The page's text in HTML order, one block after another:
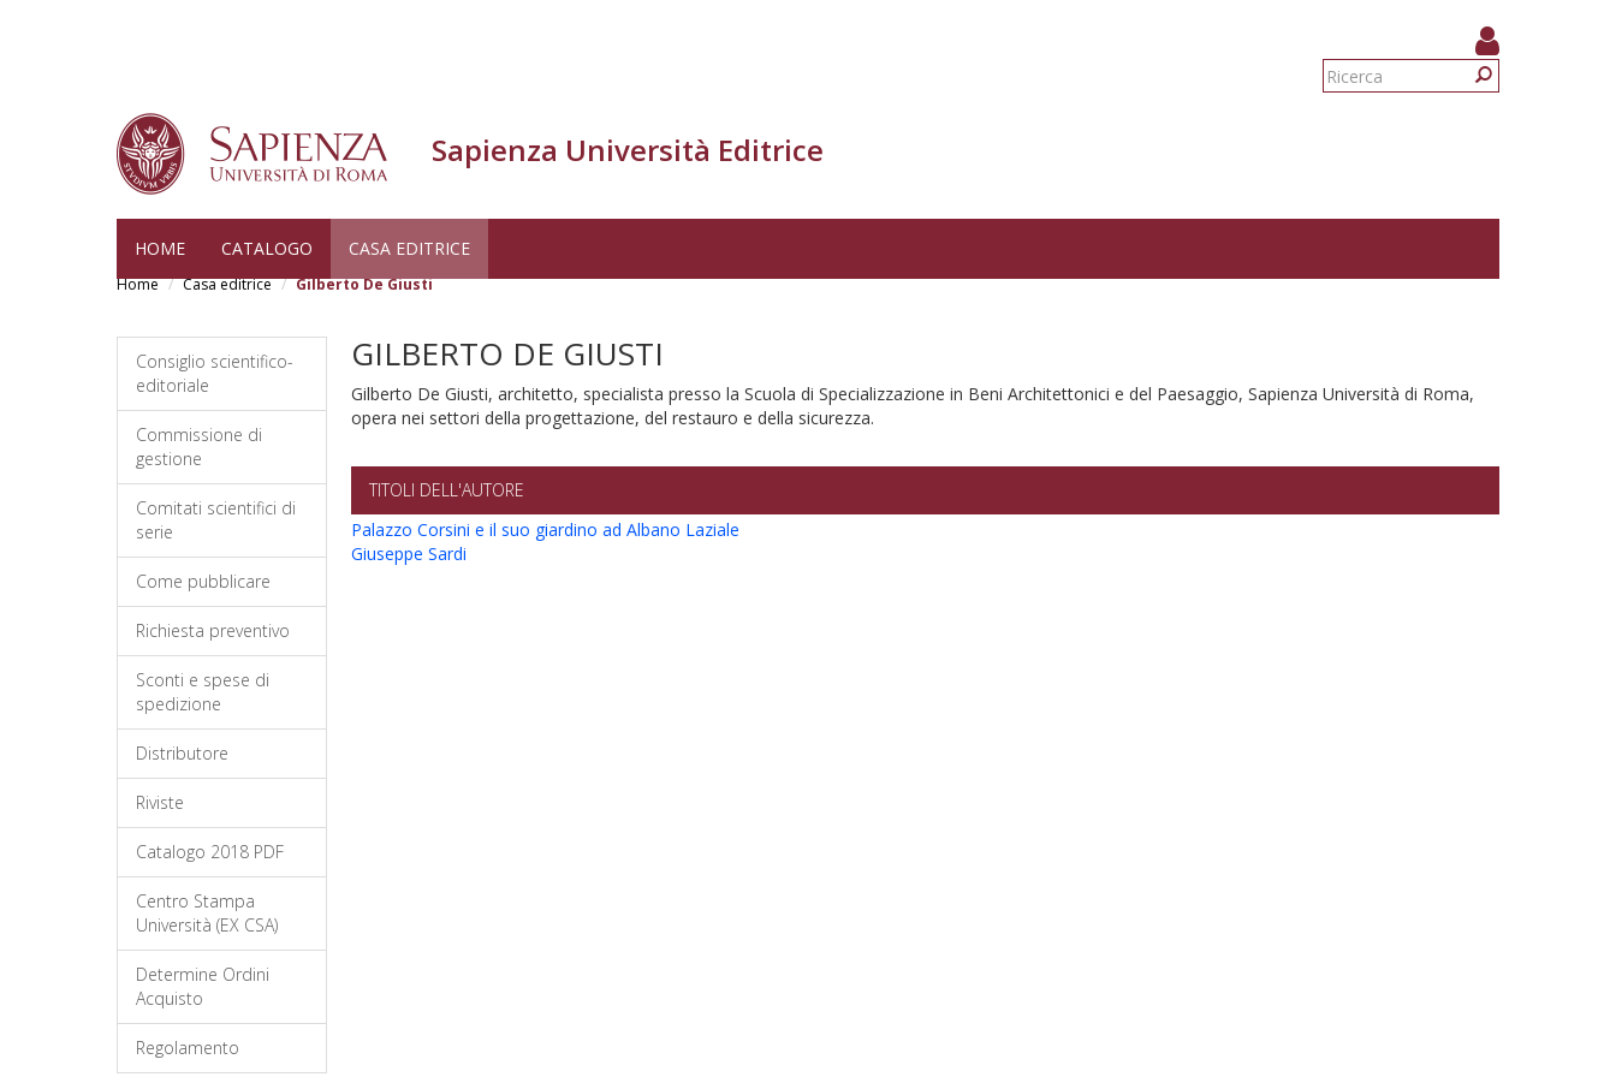
Form
Sapienza Università Editrice
HOME CATALOGO CASA EDITRICE
Home Casa editrice Gilberto De Giusti
Consiglio scientifico-
editoriale
Commissione di
gestione
Comitati scientifici di
serie
Come pubblicare
Richiesta preventivo
Sconti e spese di
spedizione
Distributore
Riviste
Catalogo 2018 PDF
Centro Stampa
Università (EX CSA)
Determine Ordini
Acquisto
Regolamento
GILBERTO DE GIUSTI
Gilberto De Giusti, architetto, specialista presso la Scuola di Specializzazione in Beni Architettonici e del Paesaggio, Sapienza Università di Roma,
opera nei settori della progettazione, del restauro e della sicurezza.
TITOLI DELL'AUTORE
Palazzo Corsini e il suo giardino ad Albano Laziale
Giuseppe Sardi